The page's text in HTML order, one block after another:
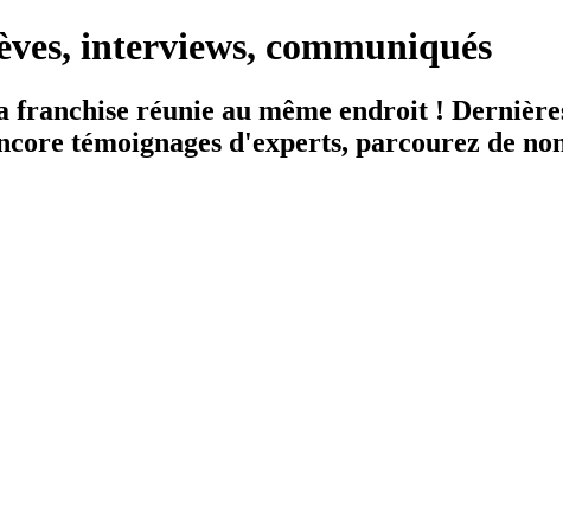
interviews, communiqués
réunie au même endroit !
témoignages d'experts, parcourez de